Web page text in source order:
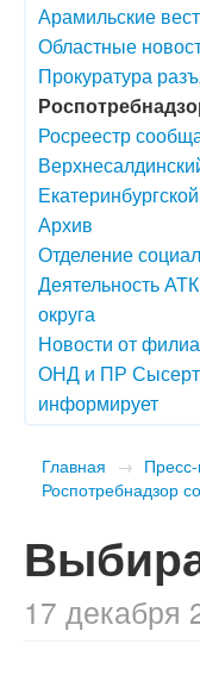
Арамильские
Областные
Прокуратура
Росреестр
Архив
Отделение
Деятельность
округа
Новости от
ОНД и ПР
информирует
Главная →
Роспотребнадзор
17 декабря